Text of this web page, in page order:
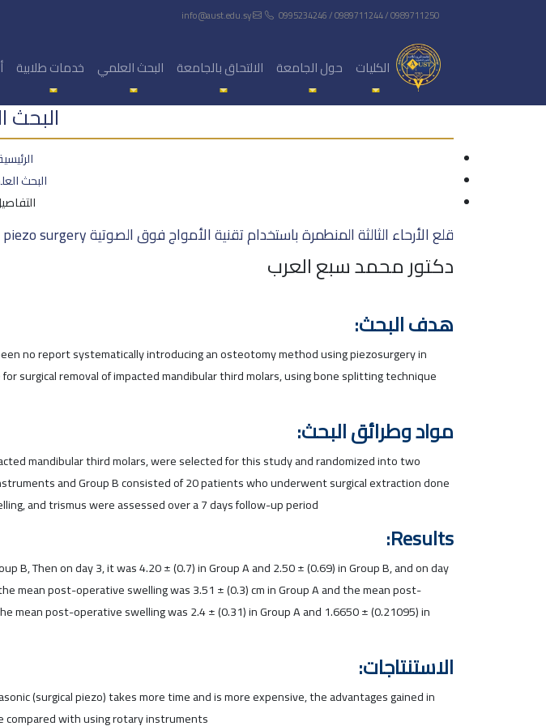
0995234246 / 0989711244 / 0989711250
الكليات حول الجامعة الالتحاق بالجامعة البحث العلمي خدمات طلابية
البحث
البحث
قلع الأرحاء الثالثة المنطمرة باستخدام تقنية الأمواج فوق الصوتية piezo surgery - دراسة سريرية
دكتور محمد سبع العرب
هدف البحث:
no report systematically introducing an osteotomy method using piezosurgery in
surgical removal of impacted mandibular third molars, using bone splitting technique
مواد وطرائق البحث:
mandibular third molars, were selected for this study and randomized into two
and Group B consisted of 20 patients who underwent surgical extraction done
and trismus were assessed over a 7 days follow-up period
Results:
B, Then on day 3, it was 4.20 ± (0.7) in Group A and 2.50 ± (0.69) in Group B, and on day
mean post-operative swelling was 3.51 ± (0.3) cm in Group A and the mean post-
post-operative swelling was 2.4 ± (0.31) in Group A and 1.6650 ± (0.21095) in
الاستنتاجات:
(surgical piezo) takes more time and is more expensive, the advantages gained in
compared with using rotary instruments